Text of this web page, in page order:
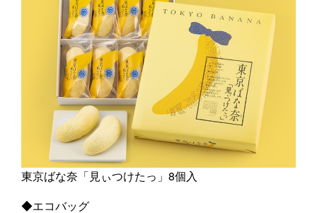
東京ばな奈「見ぃつけたっ」8個入
◆エコバッグ